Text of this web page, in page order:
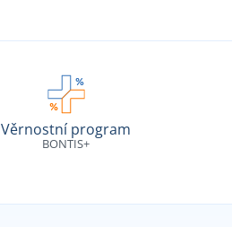
Věrnostní program
BONTIS+